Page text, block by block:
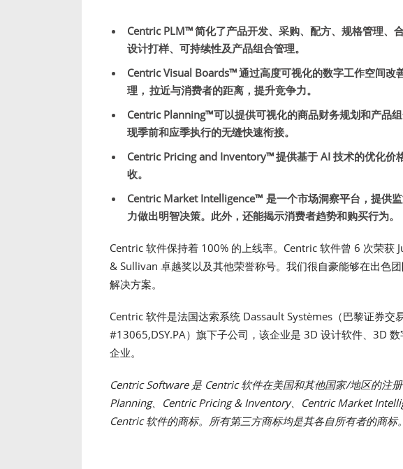
Centric PLM™简化了产品开发、采购、配方、规格管理、
设计打样、可持续性及产品组合管理。
Centric Visual Boards™通过高度可视化的数字工作空间改
理， 拉近与消费者的距离，提升竞争力。
Centric Planning™可以提供可视化的商品财务规划和产品
现季前和应季执行的无缝快速衔接。
Centric Pricing and Inventory™提供基于 AI 技术的优化价
收。
Centric Market Intelligence™ 是一个市场洞察平台，提供
力做出明智决策。此外，还能揭示消费者趋势和购买行为。
Centric 软件保持着 100% 的上线率。Centric 软件曾 6 次荣获
& Sullivan 卓越奖以及其他荣誉称号。我们很自豪能够在出色
解决方案。
Centric 软件是法国达索系统 Dassault Systèmes（巴黎证券交
#13065,DSY.PA）旗下子公司，该企业是 3D 设计软件、3D
企业。
Centric Software 是 Centric 软件在美国和其他国家/地区的注
Planning、Centric Pricing & Inventory、Centric Market
Centric 软件的商标。所有第三方商标均是其各自所有者的商标。